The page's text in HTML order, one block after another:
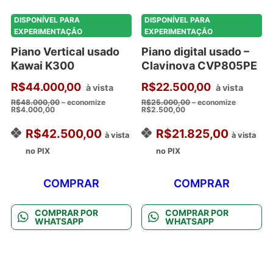
DISPONÍVEL PARA
EXPERIMENTAÇÃO
Piano Vertical usado
Kawai K300
R$44.000,00 à vista
R$48.000,00 – economize
R$4.000,00
R$42.500,00 à vista
no PIX
COMPRAR
COMPRAR POR
WHATSAPP
DISPONÍVEL PARA
EXPERIMENTAÇÃO
Piano digital usado –
Clavinova CVP805PE
R$22.500,00 à vista
R$25.000,00– economize
R$2.500,00
R$21.825,00 à vista
no PIX
COMPRAR
COMPRAR POR
WHATSAPP